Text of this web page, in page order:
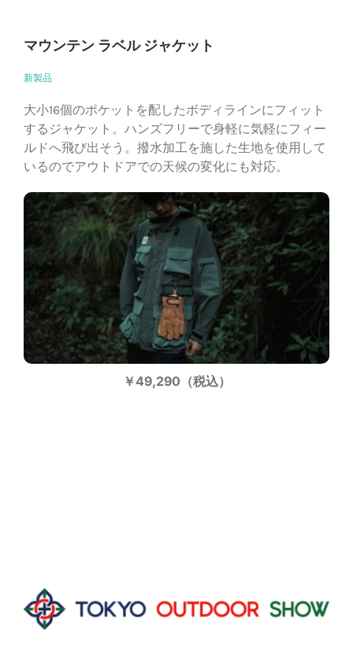
マウンテン ラベル ジャケット
新製品
大小16個のポケットを配したボディラインにフィット
するジャケット。ハンズフリーで身軽に気軽にフィー
ルドへ飛び出そう。撥水加工を施した生地を使用して
いるのでアウトドアでの天候の変化にも対応。
￥49,290（税込）